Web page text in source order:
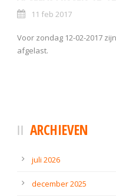
11 feb 2017
Voor zondag 12-02-2017
afgelast.
ARCHIEVEN
juli 2026
december 2025